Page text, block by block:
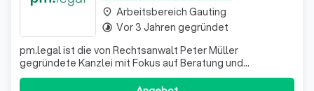
pm.legal ist die von Rechtsanwalt Peter Müller
gegründete Kanzlei mit Fokus auf Beratung und
Vertretung in den Bereichen IP (Intellectual Property) und
IT (Informationstechnologie) im Herzen von München. Die
place Arbeitsbereich Gauting
timelapse Vor 3 Jahren gegründet